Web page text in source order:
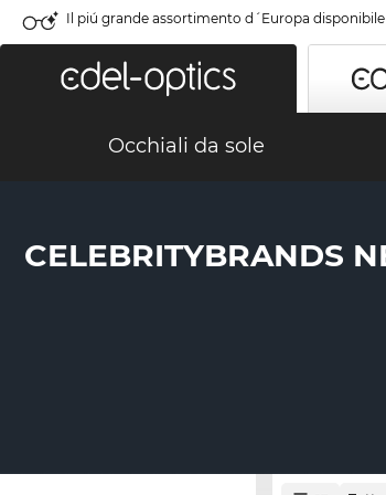
Il piú grande assortimento d´Europa
Occhiali da sole
CELEBRITYBRANDS